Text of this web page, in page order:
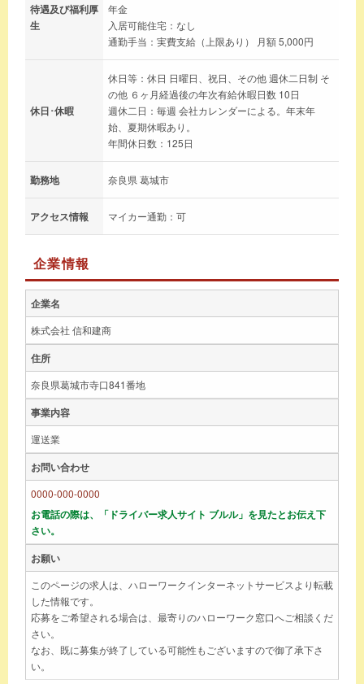
待遇及び福利厚
生
年金
入居可能住宅：なし
通勤手当：実費支給（上限あり） 月額 5,000円
休日･休暇
休日等：休日 日曜日、祝日、その他 週休二日制 そ
の他 ６ヶ月経過後の年次有給休暇日数 10日
週休二日：毎週 会社カレンダーによる。年末年
始、夏期休暇あり。
年間休日数：125日
勤務地 奈良県 葛城市
アクセス情報 マイカー通勤：可
企業情報
企業名
株式会社 信和建商
住所
奈良県葛城市寺口841番地
事業内容
運送業
お問い合わせ
0000-000-0000
お電話の際は、「ドライバー求人サイト ブルル」を見たとお伝え下
さい。
お願い
このページの求人は、ハローワークインターネットサービスより転載
した情報です。
応募をご希望される場合は、最寄りのハローワーク窓口へご相談くだ
さい。
なお、既に募集が終了している可能性もございますので御了承下さ
い。